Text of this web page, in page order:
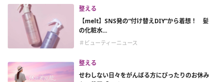
整える
【melt】SNS発の“付け替えDIY”から着想！ 髪
の化粧水...
＃ビューティーニュース
整える
せわしない日々をがんばる方にぴったりのお休み